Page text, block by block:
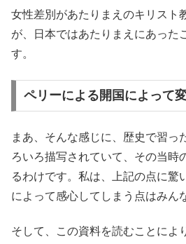
女性差別があたりまえのキリスト
が、日本ではあたりまえにあった
す。
ペリーによる開国によって
まあ、そんな感じに、歴史で習っ
ろいろ描写されていて、その当時
るわけです。私は、上記の点に驚
によって感心してしまう点はみん
そして、この資料を読むことによ